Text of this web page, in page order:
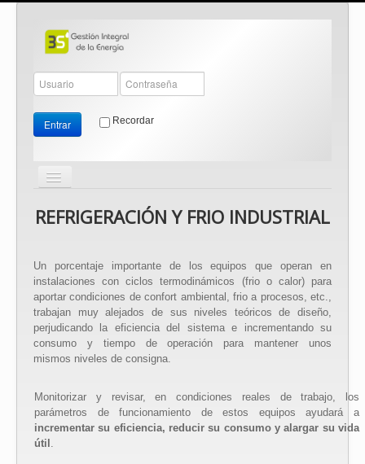
Entrar Recordar
Cambiar
≡
REFRIGERACIÓN Y FRIO INDUSTRIAL
Un porcentaje importante de los equipos que operan en
instalaciones con ciclos termodinámicos (frio o calor) para
aportar condiciones de confort ambiental, frio a procesos, etc.,
trabajan muy alejados de sus niveles teóricos de diseño,
perjudicando la eficiencia del sistema e incrementando su
consumo y tiempo de operación para mantener unos
mismos niveles de consigna.
Monitorizar y revisar, en condiciones reales de trabajo, los
parámetros de funcionamiento de estos equipos ayudará a
incrementar su eficiencia, reducir su consumo y alargar su vida
útil